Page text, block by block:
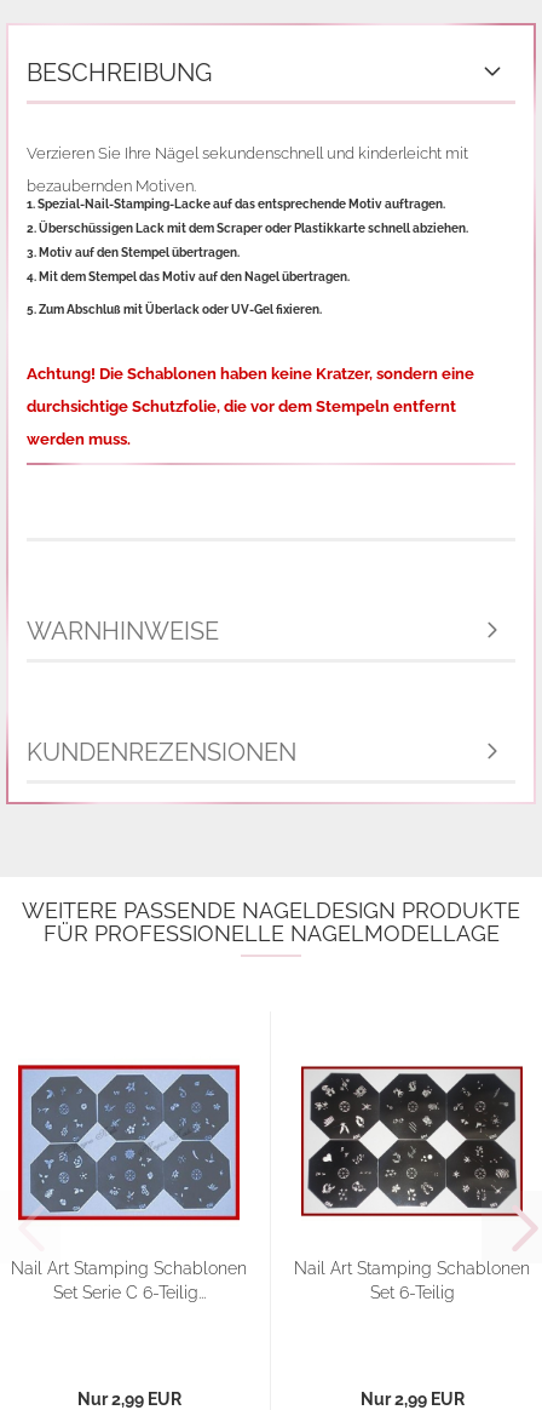
BESCHREIBUNG
Verzieren Sie Ihre Nägel sekundenschnell und kinderleicht mit
bezaubernden Motiven.
1. Spezial-Nail-Stamping-Lacke auf das entsprechende Motiv auftragen.
2. Überschüssigen Lack mit dem Scraper oder Plastikkarte schnell abziehen.
3. Motiv auf den Stempel übertragen.
4. Mit dem Stempel das Motiv auf den Nagel übertragen.
5. Zum Abschluß mit Überlack oder UV-Gel fixieren.
Achtung! Die Schablonen haben keine Kratzer, sondern eine
durchsichtige Schutzfolie, die vor dem Stempeln entfernt
werden muss.
WARNHINWEISE
KUNDENREZENSIONEN
WEITERE PASSENDE NAGELDESIGN PRODUKTE
FÜR PROFESSIONELLE NAGELMODELLAGE
Nail Art Stamping Schablonen
Set Serie C 6-Teilig...
Nur 2,99 EUR
Nail Art Stamping Schablonen
Set 6-Teilig
Nur 2,99 EUR